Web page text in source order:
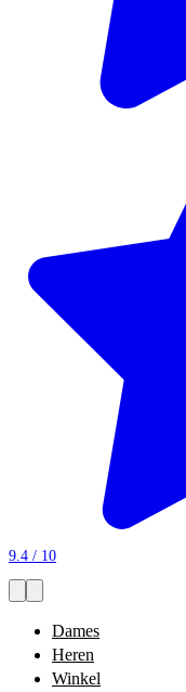
9.4 / 10
Dames
Heren
Winkel